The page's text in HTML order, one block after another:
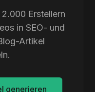
Erstellern
in SEO- und
Artikel
generieren